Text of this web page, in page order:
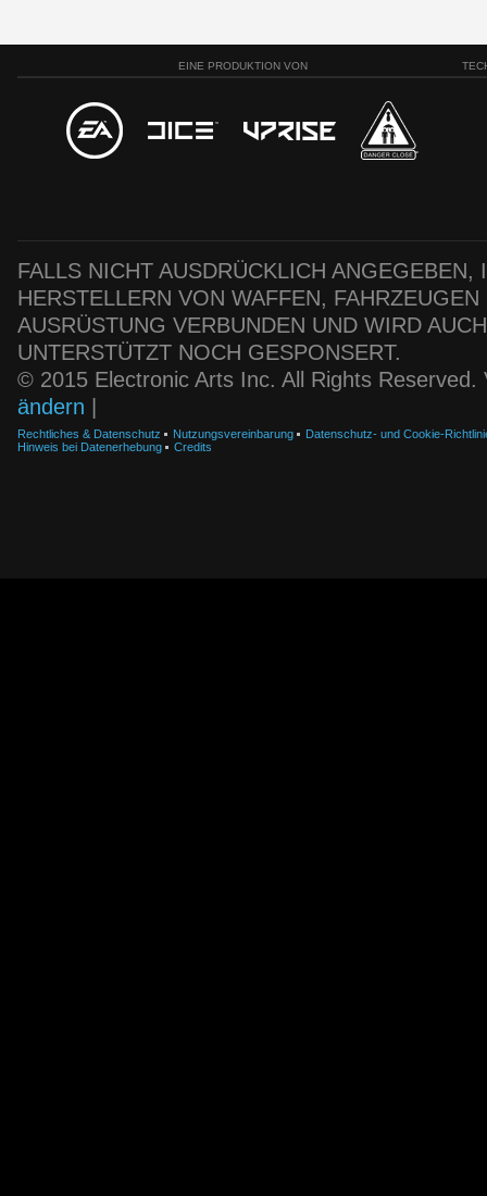
EINE PRODUKTION VON
FALLS NICHT AUSDRÜCKLICH
HERSTELLERN VON WAFFEN,
AUSRÜSTUNG VERBUNDEN UND WIRD
UNTERSTÜTZT NOCH GESPONSERT.
© 2015 Electronic Arts Inc. All Rights
ändern
Rechtliches & Datenschutz Nutzungsvereinbarung
Datenschutz- und Cookie-
Hinweis bei Datenerhebung
Credits